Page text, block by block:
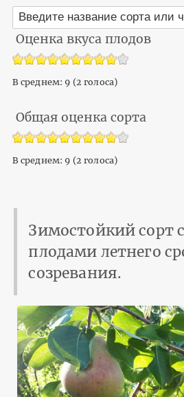
Оценка вкуса плодов
В среднем: 9 (2 голоса)
Общая оценка сорта
В среднем: 9 (2 голоса)
Зимостойкий сорт
плодами летнего
созревания.